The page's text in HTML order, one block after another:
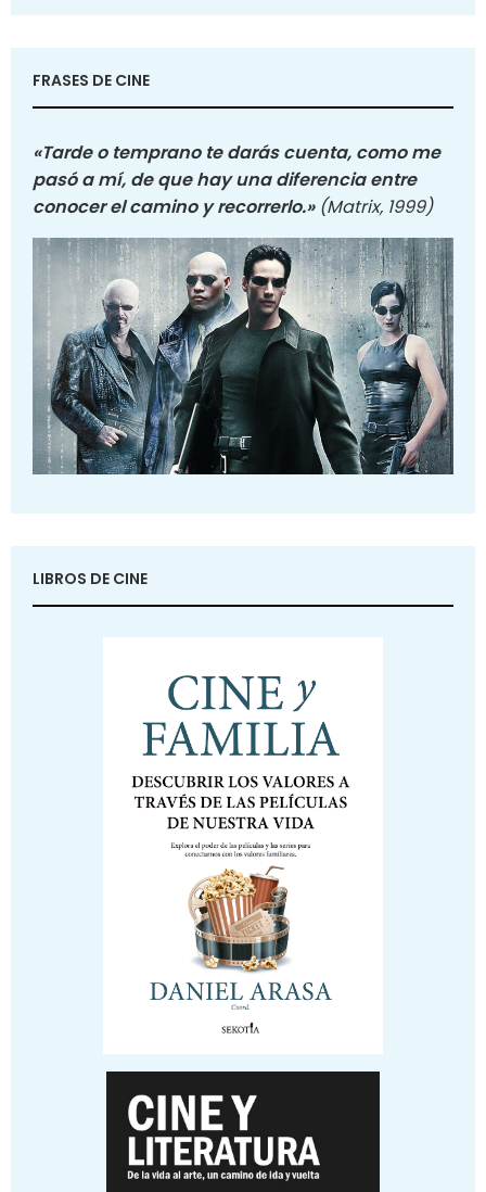
FRASES DE CINE
«Tarde o temprano te darás cuenta, como me
pasó a mí, de que hay una diferencia entre
conocer el camino y recorrerlo.» (Matrix, 1999)
LIBROS DE CINE